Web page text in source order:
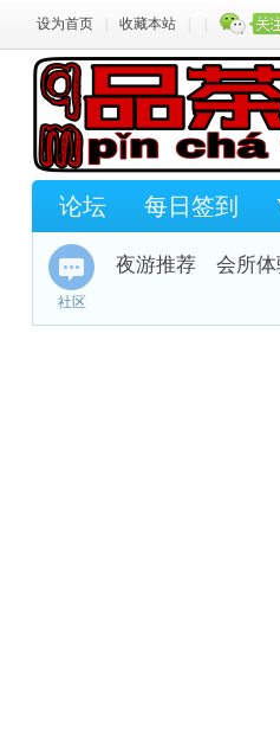
设为首页 收藏本站
论坛 每日签到
社区
夜游推荐 会所体